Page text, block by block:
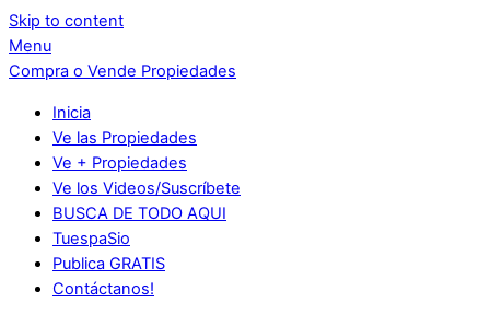
Skip to content
Menu
Compra o Vende Propiedades
Inicia
Ve las Propiedades
Ve + Propiedades
Ve los Videos/Suscríbete
BUSCA DE TODO AQUI
TuespaSio
Publica GRATIS
Contáctanos!